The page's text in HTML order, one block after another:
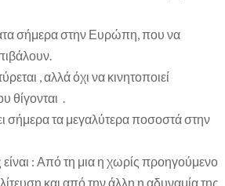
σήμερα στην Ευρώπη, που να
, αλλά όχι να κινητοποιεί
θίγονται .
σήμερα τα μεγαλύτερα ποσοστά στην
: Από τη μια η χωρίς προηγούμενο
και από την άλλη η αδυναμία της